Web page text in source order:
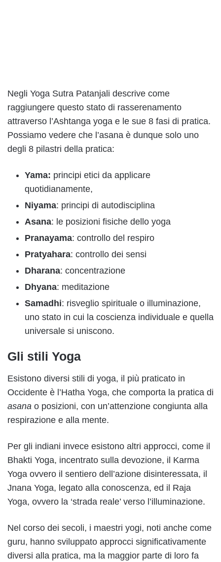
Negli Yoga Sutra Patanjali descrive come
raggiungere questo stato di rasserenamento
attraverso l’Ashtanga yoga e le sue 8 fasi di pratica.
Possiamo vedere che l’asana è dunque solo uno
degli 8 pilastri della pratica:
Yama: principi etici da applicare
quotidianamente,
Niyama: principi di autodisciplina
Asana: le posizioni fisiche dello yoga
Pranayama: controllo del respiro
Pratyahara: controllo dei sensi
Dharana: concentrazione
Dhyana: meditazione
Samadhi: risveglio spirituale o illuminazione,
uno stato in cui la coscienza individuale e quella
universale si uniscono.
Gli stili Yoga
Esistono diversi stili di yoga, il più praticato in
Occidente è l’Hatha Yoga, che comporta la pratica di
asana o posizioni, con un’attenzione congiunta alla
respirazione e alla mente.
Per gli indiani invece esistono altri approcci, come il
Bhakti Yoga, incentrato sulla devozione, il Karma
Yoga ovvero il sentiero dell’azione disinteressata, il
Jnana Yoga, legato alla conoscenza, ed il Raja
Yoga, ovvero la ‘strada reale’ verso l’illuminazione.
Nel corso dei secoli, i maestri yogi, noti anche come
guru, hanno sviluppato approcci significativamente
diversi alla pratica, ma la maggior parte di loro fa